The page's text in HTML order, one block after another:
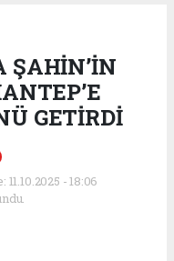
ŞAHİN’İN
GETİRDİ
11.10.2025 - 18:06